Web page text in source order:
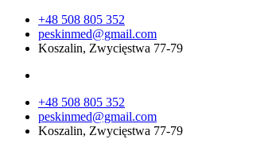
+48 508 805 352
peskinmed@gmail.com
Koszalin, Zwycięstwa 77-79
+48 508 805 352
peskinmed@gmail.com
Koszalin, Zwycięstwa 77-79